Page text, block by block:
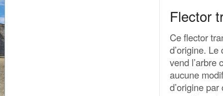
Flector
Ce flector
d’origine.
vend l’arbre
aucune
d’origine